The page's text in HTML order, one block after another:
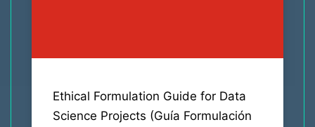
Ethical Formulation Guide for Data
Science Projects (Guía Formulación